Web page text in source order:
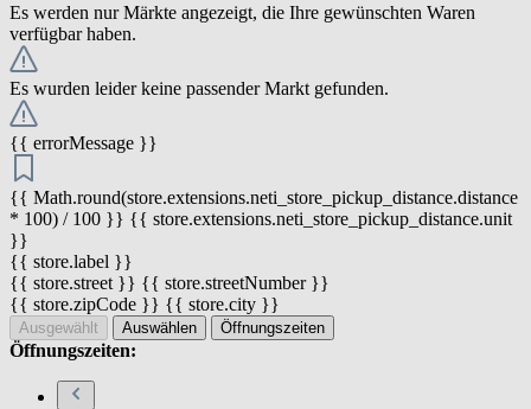
Es werden nur Märkte angezeigt, die Ihre gewünschten Waren
verfügbar haben.
Es wurden leider keine passender Markt gefunden.
{{ errorMessage }}
{{ Math.round(store.extensions.neti_store_pickup_distance.distance
* 100) / 100 }} {{ store.extensions.neti_store_pickup_distance.unit
}}
{{ store.label }}
{{ store.street }} {{ store.streetNumber }}
{{ store.zipCode }} {{ store.city }}
Ausgewählt Auswählen Öffnungszeiten
Öffnungszeiten: